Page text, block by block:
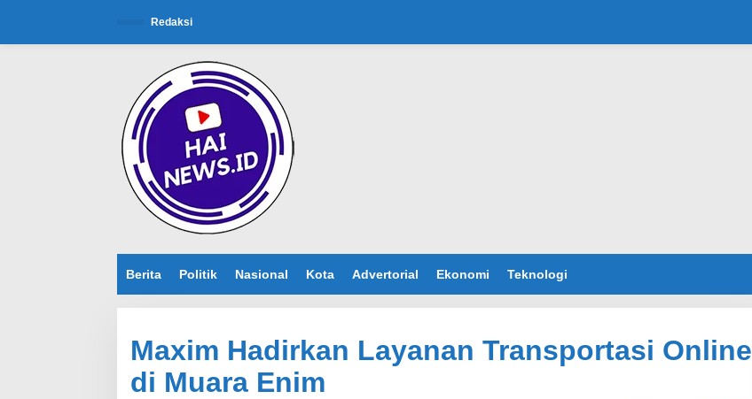
Redaksi
Berita Politik Nasional Kota Advertorial Ekonomi Teknologi
Maxim Hadirkan Layanan Transportasi Online
di Muara Enim